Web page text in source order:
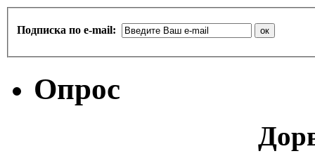
Подписка по e-mail:
Опрос